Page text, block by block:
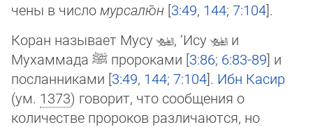
чены в числомурсалю̄н [3:49, 144; 7:104].
Коран называет Мусу
, ‘Ису
и
Мухаммада ﷺ пророками [3:86; 6:83-89] и
послан­ни­ка­ми [3:49, 144; 7:104]. Ибн Касир
(ум. 1373) гово­рит, что сообщения о
количестве пророков различаются, но